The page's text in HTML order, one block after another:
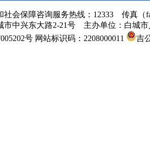
社会保障咨询服务热线：12333 传真（
市中兴东大路2-21号 主办单位：白城
号 网站标识码：2208000011 吉